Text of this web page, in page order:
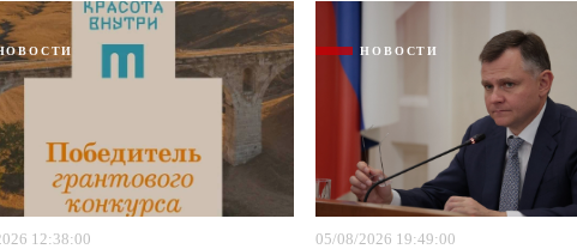
12:38:00
НОВОСТИ
05/08/2026 19:49:00